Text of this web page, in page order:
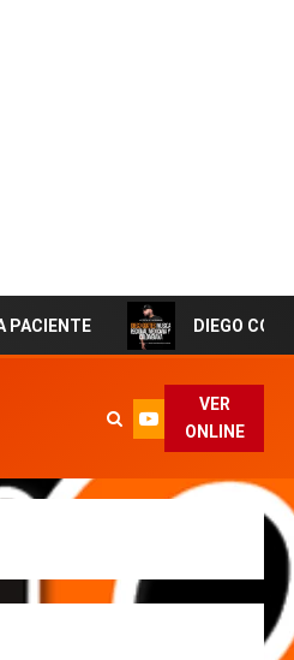
DIEGO CORTES El
VER
ONLINE